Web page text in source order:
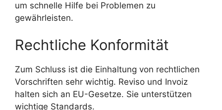
um schnelle Hilfe bei Problemen zu
gewährleisten.
Rechtliche Konformität
Zum Schluss ist die Einhaltung von rechtlichen
Vorschriften sehr wichtig. Reviso und Invoiz
halten sich an EU-Gesetze. Sie unterstützen
wichtige Standards.